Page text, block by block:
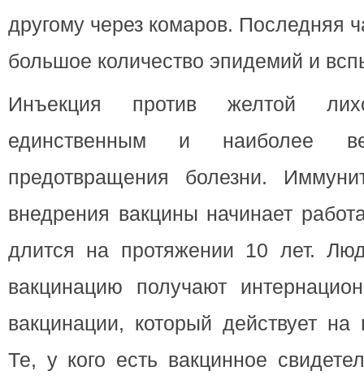
другому через комаров. Последняя
большое количество эпидемий и
Инъекция против желтой
единственным и наиболее
предотвращения болезни.
внедрения вакцины начинает
длится на протяжении 10 лет.
вакцинацию получают
вакцинации, который действует
Те, у кого есть вакцинное